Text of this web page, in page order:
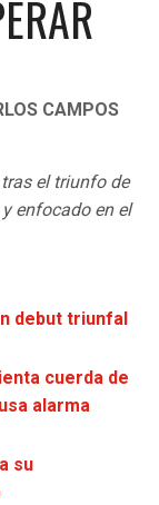
CAMPOS
el triunfo de
enfocado en el
debut triunfal
cuerda de
alarma
su